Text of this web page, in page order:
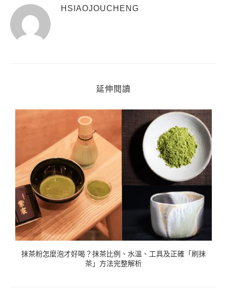
HSIAOJOUCHENG
延伸閱讀
抹茶粉怎麼泡才好喝？抹茶比例、水溫、工具及正確「刷抹
茶」方法完整解析